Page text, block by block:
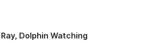
Dolphin Watching